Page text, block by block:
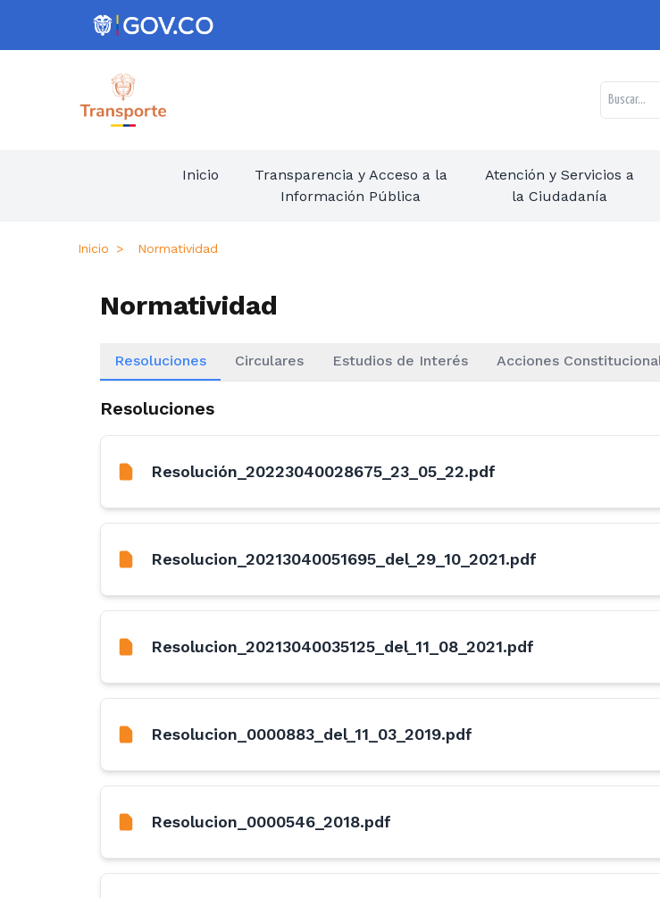
Inicio
Transparencia y Acceso a la
Información Pública
Atención y Servicios a
la Ciudadanía
Inicio Normatividad
Normatividad
Resoluciones Circulares Estudios de Interés Acciones
Resoluciones
Resolución_20223040028675_23_05_22.pdf
Resolucion_20213040051695_del_29_10_2021.pdf
Resolucion_20213040035125_del_11_08_2021.pdf
Resolucion_0000883_del_11_03_2019.pdf
Resolucion_0000546_2018.pdf